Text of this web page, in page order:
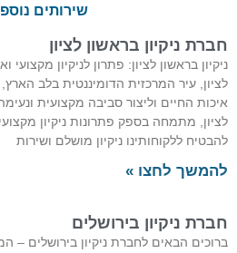
שירותים
חברת ניקיון בראשון לציון
ניקיון בראשון לציון: פתרון לניקיון
לציון, עיר המרכזית הדומיננטית בלב הארץ,
איכות החיים וליצור סביבה מקצועית
לציון, מתמחה בספק פתרונות ניקיון
להבטיח ללקוחותינו ניקיון מושלם ושירות
להמשך לחצו »
חברת ניקיון בירושלים
ברוכים הבאים לחברת ניקיון בירושלים –